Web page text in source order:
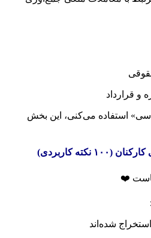
و قرارداد
استفاده می‌کنی، این بخش
❤️
شده‌اند